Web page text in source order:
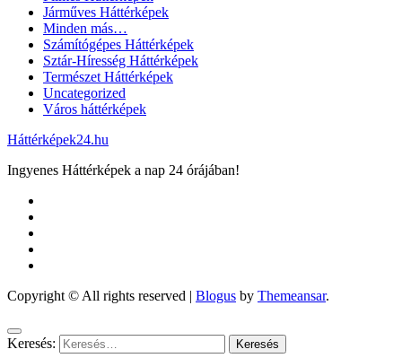
Járműves Háttérképek
Minden más…
Számítógépes Háttérképek
Sztár-Híresség Háttérképek
Természet Háttérképek
Uncategorized
Város háttérképek
Háttérképek24.hu
Ingyenes Háttérképek a nap 24 órájában!
Copyright © All rights reserved | Blogus by Themeansar.
Keresés: